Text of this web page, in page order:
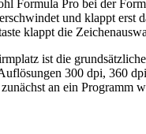
Formula Pro bei der
und klappt erst
klappt die
ist die
300 dpi, 360
an ein Programm